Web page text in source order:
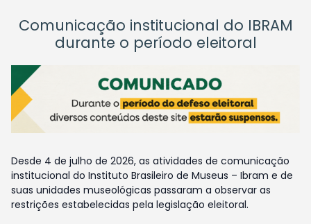
Comunicação institucional do IBRAM
durante o período eleitoral
Desde 4 de julho de 2026, as atividades de comunicação
institucional do Instituto Brasileiro de Museus – Ibram e de
suas unidades museológicas passaram a observar as
restrições estabelecidas pela legislação eleitoral.